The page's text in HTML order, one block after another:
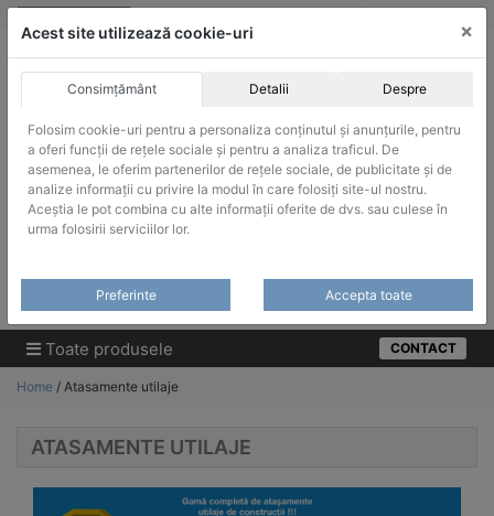
Skip
ACHIZITII PUBLICE
Produsele pot fi achizitionate si in sistemul SEAP / SICAP
Products
Toate produsele CONTACT
Home / Atasamente utilaje
ATASAMENTE UTILAJE
Acest site utilizează cookie-uri ×
Consimțământ Detalii Despre
Folosim cookie-uri pentru a personaliza conținutul și anunțurile, pentru
a oferi funcții de rețele sociale și pentru a analiza traficul. De
asemenea, le oferim partenerilor de rețele sociale, de publicitate și de
analize informații cu privire la modul în care folosiți site-ul nostru.
Aceștia le pot combina cu alte informații oferite de dvs. sau culese în
urma folosirii serviciilor lor.
Preferinte Accepta toate